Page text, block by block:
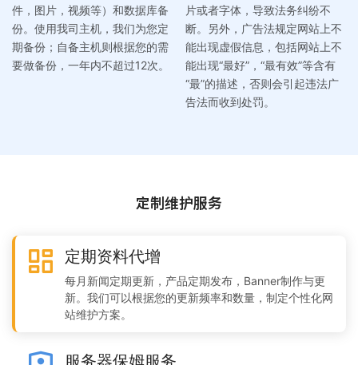
件，图片，视频等）和数据库备
份。使用我司主机，我们为您定
期备份；自备主机则根据您的需
要做备份，一年内不超过12次。
片或者字体，导致法务纠纷不
断。另外，广告法规定网站上不
能出现虚假信息，包括网站上不
能出现“最好”，“最有效”等含有
“最”的描述，否则会引起违法广
告法而收到处罚。
定制维护服务
定期资料代增
每月新闻定期更新，产品定期发布，Banner制作与更
新。我们可以根据您的更新频率和数量，制定个性化网
站维护方案。